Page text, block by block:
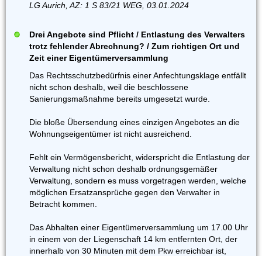
LG Aurich, AZ: 1 S 83/21 WEG, 03.01.2024
Drei Angebote sind Pflicht / Entlastung des Verwalters
trotz fehlender Abrechnung? / Zum richtigen Ort und
Zeit einer Eigentümerversammlung
Das Rechtsschutzbedürfnis einer Anfechtungsklage entfällt
nicht schon deshalb, weil die beschlossene
Sanierungsmaßnahme bereits umgesetzt wurde.
Die bloße Übersendung eines einzigen Angebotes an die
Wohnungseigentümer ist nicht ausreichend.
Fehlt ein Vermögensbericht, widerspricht die Entlastung der
Verwaltung nicht schon deshalb ordnungsgemäßer
Verwaltung, sondern es muss vorgetragen werden, welche
möglichen Ersatzansprüche gegen den Verwalter in
Betracht kommen.
Das Abhalten einer Eigentümerversammlung um 17.00 Uhr
in einem von der Liegenschaft 14 km entfernten Ort, der
innerhalb von 30 Minuten mit dem Pkw erreichbar ist,